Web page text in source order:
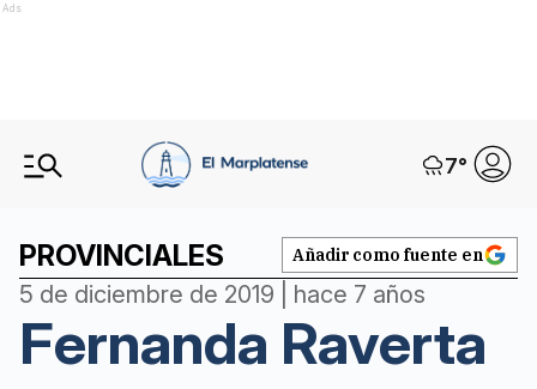
Ads
7°
PROVINCIALES Añadir como fuente en
5 de diciembre de 2019 | hace 7 años
Fernanda Raverta